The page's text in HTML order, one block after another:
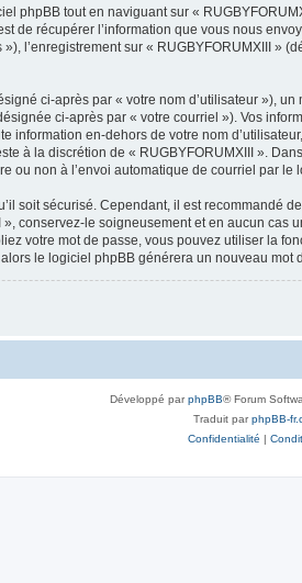
phpBB tout en naviguant sur «
de récupérer l’information que vous nous
l’enregistrement sur « RUGBYFORUMXIII »
ci-après par « votre nom d’utilisateur »),
ci-après par « votre courriel »). Vos
en-dehors de votre nom
à la discrétion de « RUGBYFORUMXIII ».
ou non à l’envoi automatique de courriel par le
soit sécurisé. Cependant, il est recommandé
conservez-le soigneusement et en aucun
votre mot de passe, vous pouvez utiliser la
le logiciel phpBB générera un nouveau mot
Développé parphpBB® Forum
Traduit parphpBB-
Confidentialité |